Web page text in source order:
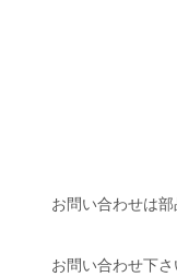
お問い合わせは
お問い合わせ下